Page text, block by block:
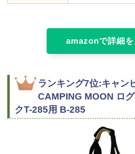
amazonで詳細を
ランキング7位:キャン
CAMPING MOON ロ
クT-285用 B-285